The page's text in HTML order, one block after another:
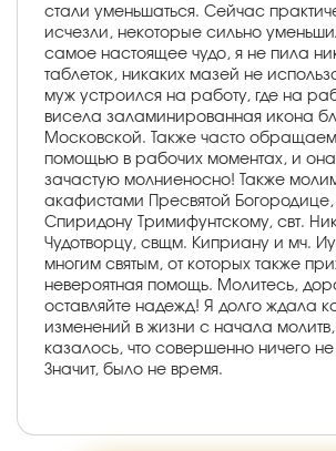
стали уменьшаться. Сейчас
исчезли, некоторые сильно
самое настоящее чудо, я не пила
таблеток, никаких мазей не
муж устроился на работу, где на
висела заламинированная икона
Московской. Также часто
помощью в рабочих моментах, и она
зачастую молниеносно! Также
акафистами Пресвятой Богородице,
Спиридону Тримифунтскому, свт.
Чудотворцу, свщм. Киприану и мч.
многим святым, от которых также
невероятная помощь. Молитесь,
оставляйте надежд! Я долго ждала
изменений в жизни с начала
казалось, что совершенно ничего
Значит, было не время.